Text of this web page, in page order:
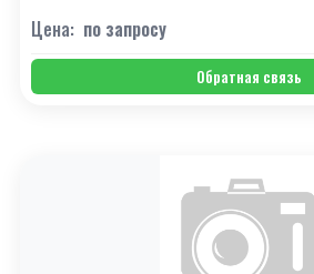
Цена: по запросу
Обратная связь